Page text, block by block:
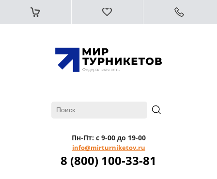
Пн-Пт: с 9-00 до 19-00
info@mirturniketov.ru
8 (800) 100-33-81